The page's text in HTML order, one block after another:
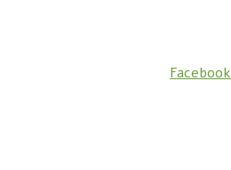
Facebook